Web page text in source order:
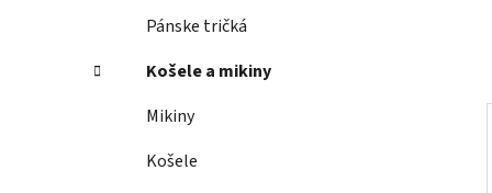
Pánske tričká
Košele a mikiny
Mikiny
Košele